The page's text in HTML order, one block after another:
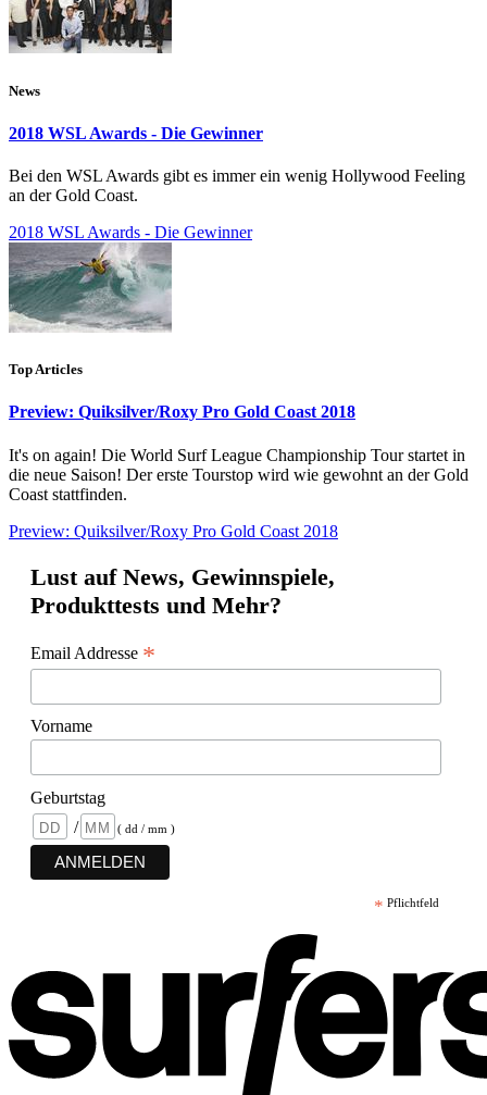
News
2018 WSL Awards - Die Gewinner
Bei den WSL Awards gibt es immer ein wenig Hollywood Feeling
an der Gold Coast.
2018 WSL Awards - Die Gewinner
Top Articles
Preview: Quiksilver/Roxy Pro Gold Coast 2018
It's on again! Die World Surf League Championship Tour startet in
die neue Saison! Der erste Tourstop wird wie gewohnt an der Gold
Coast stattfinden.
Preview: Quiksilver/Roxy Pro Gold Coast 2018
Lust auf News, Gewinnspiele,
Produkttests und Mehr?
Email Addresse *
Vorname
Geburtstag
/
( dd / mm )
* Pflichtfeld